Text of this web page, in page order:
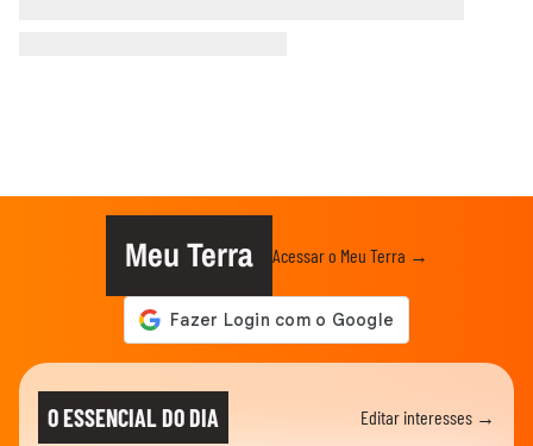
Meu Terra Acessar o Meu Terra →
O ESSENCIAL DO DIA Editar interesses →